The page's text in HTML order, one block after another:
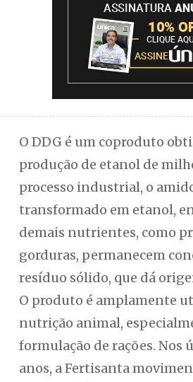
O DDG é um coproduto
produção de etanol de
processo industrial, o
transformado em etanol,
demais nutrientes, como
gorduras, permanecem
resíduo sólido, que dá
O produto é amplamente
nutrição animal,
formulação de rações. Nos
anos, a Fertisanta